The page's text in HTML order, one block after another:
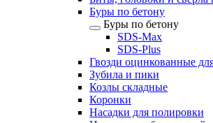
Буры по бетону
Буры по бетону
SDS-Max
SDS-Plus
Гвозди оцинкованные
Зубила и пики
Козлы складные
Коронки
Насадки для полировки